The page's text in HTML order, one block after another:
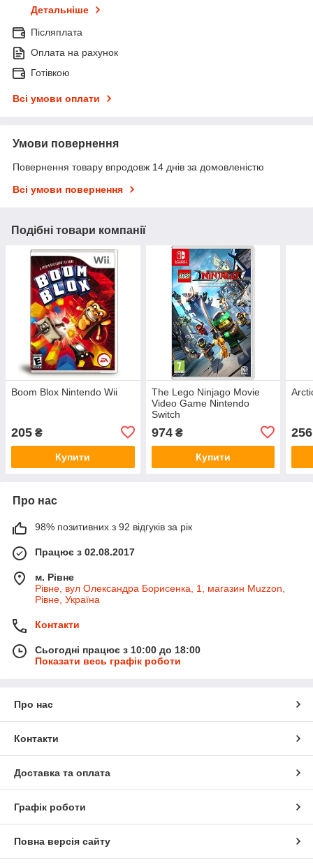
Детальніше
Післяплата
Оплата на рахунок
Готівкою
Всі умови оплати
Умови повернення
Повернення товару впродовж 14 днів за домовленістю
Всі умови повернення
Подібні товари компанії
Boom Blox Nintendo Wii
205 ₴
Купити
The Lego Ninjago Movie
Video Game Nintendo
Switch
974₴
Купити
256
Про нас
98% позитивних з 92 відгуків за рік
Працює з 02.08.2017
м. Рівне
Рівне, вул Олександра Борисенка, 1, магазин Muzzon,
Рівне, Україна
Контакти
Сьогодні працює з 10:00 до 18:00
Показати весь графік роботи
Про нас
Контакти
Доставка та оплата
Графік роботи
Повна версія сайту